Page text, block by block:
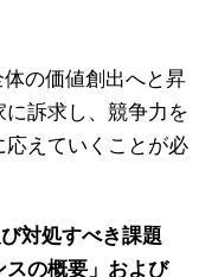
の価値創出へと昇
訴求し、競争力を
えていくことが必
対処すべき課題
の概要」および